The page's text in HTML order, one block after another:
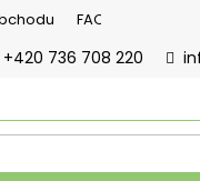
FAQ
+420 736 708 220